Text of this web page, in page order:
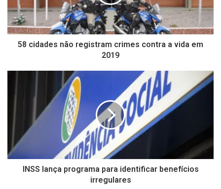
58 cidades não registram crimes contra a vida em
2019
INSS lança programa para identificar benefícios
irregulares